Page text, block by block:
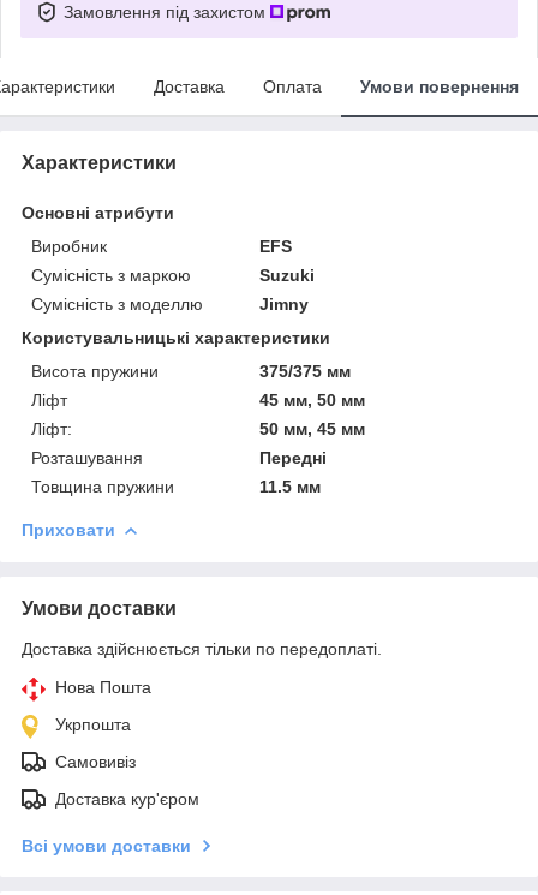
Замовлення під захистом
Доставка Оплата Умови повернення
Характеристики
Основні атрибути
Виробник
EFS
Сумісність з маркою
Suzuki
Сумісність з моделлю
Jimny
Користувальницькі характеристики
Висота пружини
375/375 мм
Ліфт
45 мм, 50 мм
Ліфт:
50 мм, 45 мм
Розташування
Передні
Товщина пружини
11.5 мм
Приховати
Умови доставки
Доставка здійснюється тільки по передоплаті.
Нова Пошта
Укрпошта
Самовивіз
Доставка кур'єром
Всі умови доставки